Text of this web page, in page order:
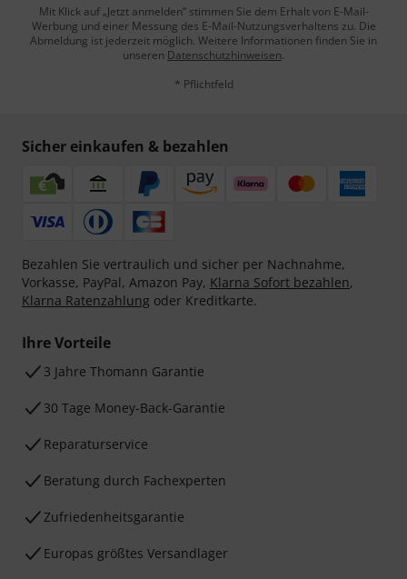
Mit Klick auf „Jetzt anmelden“ stimmen Sie dem Erhalt von E-Mail-
Werbung und einer Messung des E-Mail-Nutzungsverhaltens zu. Die
Abmeldung ist jederzeit möglich. Weitere Informationen finden Sie in
unseren Datenschutzhinweisen.
* Pflichtfeld
Sicher einkaufen & bezahlen
Bezahlen Sie vertraulich und sicher per Nachnahme,
Vorkasse, PayPal, Amazon Pay, Klarna Sofort bezahlen,
Klarna Ratenzahlung oder Kreditkarte.
Ihre Vorteile
3 Jahre Thomann Garantie
30 Tage Money-Back-Garantie
Reparaturservice
Beratung durch Fachexperten
Zufriedenheitsgarantie
Europas größtes Versandlager